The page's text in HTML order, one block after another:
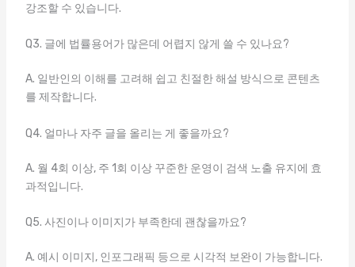
강조할 수 있습니다.
Q3. 글에 법률용어가 많은데 어렵지 않게 쓸 수 있나요?
A. 일반인의 이해를 고려해 쉽고 친절한 해설 방식으로 콘텐츠
를 제작합니다.
Q4. 얼마나 자주 글을 올리는 게 좋을까요?
A. 월 4회 이상, 주 1회 이상 꾸준한 운영이 검색 노출 유지에 효
과적입니다.
Q5. 사진이나 이미지가 부족한데 괜찮을까요?
A. 예시 이미지, 인포그래픽 등으로 시각적 보완이 가능합니다.